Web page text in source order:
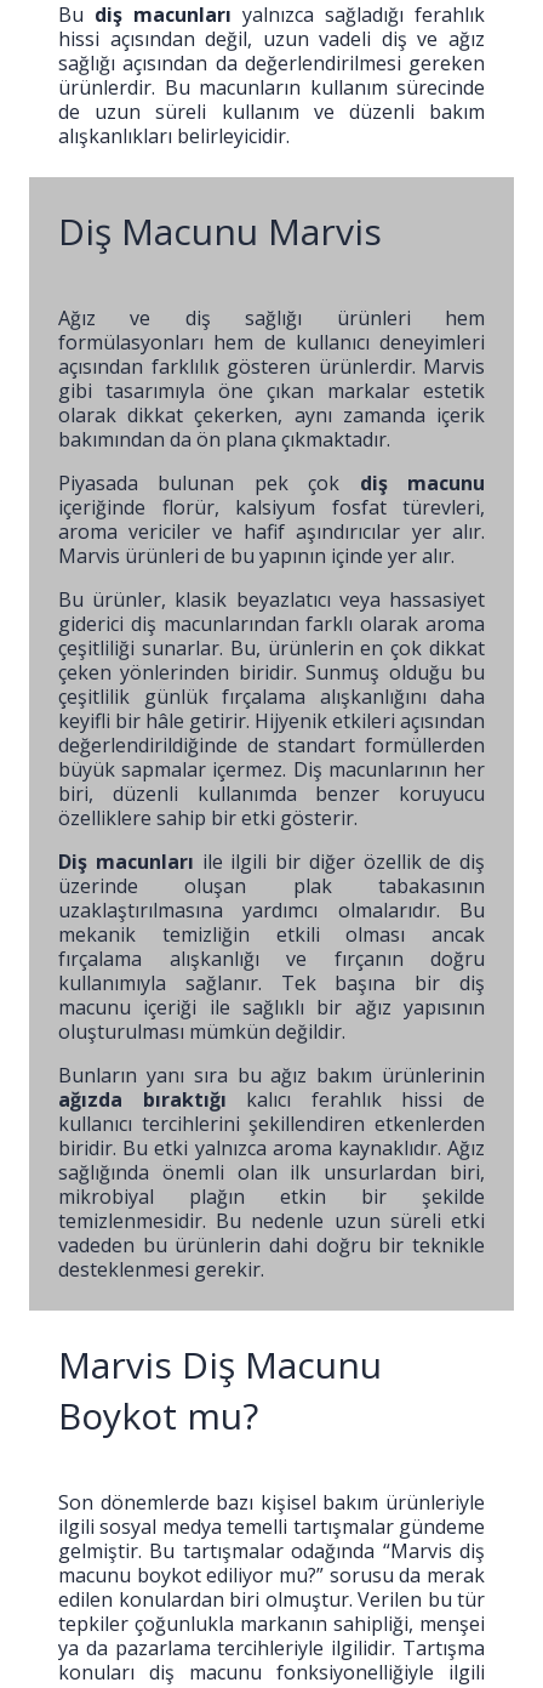
Bu diş macunları yalnızca sağladığı ferahlık
hissi açısından değil, uzun vadeli diş ve ağız
sağlığı açısından da değerlendirilmesi gereken
ürünlerdir. Bu macunların kullanım sürecinde
de uzun süreli kullanım ve düzenli bakım
alışkanlıkları belirleyicidir.
Diş Macunu Marvis
Ağız ve diş sağlığı ürünleri hem
formülasyonları hem de kullanıcı deneyimleri
açısından farklılık gösteren ürünlerdir. Marvis
gibi tasarımıyla öne çıkan markalar estetik
olarak dikkat çekerken, aynı zamanda içerik
bakımından da ön plana çıkmaktadır.
Piyasada bulunan pek çok diş macunu
içeriğinde florür, kalsiyum fosfat türevleri,
aroma vericiler ve hafif aşındırıcılar yer alır.
Marvis ürünleri de bu yapının içinde yer alır.
Bu ürünler, klasik beyazlatıcı veya hassasiyet
giderici diş macunlarından farklı olarak aroma
çeşitliliği sunarlar. Bu, ürünlerin en çok dikkat
çeken yönlerinden biridir. Sunmuş olduğu bu
çeşitlilik günlük fırçalama alışkanlığını daha
keyifli bir hâle getirir. Hijyenik etkileri açısından
değerlendirildiğinde de standart formüllerden
büyük sapmalar içermez. Diş macunlarının her
biri, düzenli kullanımda benzer koruyucu
özelliklere sahip bir etki gösterir.
Diş macunları ile ilgili bir diğer özellik de diş
üzerinde oluşan plak tabakasının
uzaklaştırılmasına yardımcı olmalarıdır. Bu
mekanik temizliğin etkili olması ancak
fırçalama alışkanlığı ve fırçanın doğru
kullanımıyla sağlanır. Tek başına bir diş
macunu içeriği ile sağlıklı bir ağız yapısının
oluşturulması mümkün değildir.
Bunların yanı sıra bu ağız bakım ürünlerinin
ağızda bıraktığı kalıcı ferahlık hissi de
kullanıcı tercihlerini şekillendiren etkenlerden
biridir. Bu etki yalnızca aroma kaynaklıdır. Ağız
sağlığında önemli olan ilk unsurlardan biri,
mikrobiyal plağın etkin bir şekilde
temizlenmesidir. Bu nedenle uzun süreli etki
vadeden bu ürünlerin dahi doğru bir teknikle
desteklenmesi gerekir.
Marvis Diş Macunu
Boykot mu?
Son dönemlerde bazı kişisel bakım ürünleriyle
ilgili sosyal medya temelli tartışmalar gündeme
gelmiştir. Bu tartışmalar odağında “Marvis diş
macunu boykot ediliyor mu?” sorusu da merak
edilen konulardan biri olmuştur. Verilen bu tür
tepkiler çoğunlukla markanın sahipliği, menşei
ya da pazarlama tercihleriyle ilgilidir. Tartışma
konuları diş macunu fonksiyonelliğiyle ilgili